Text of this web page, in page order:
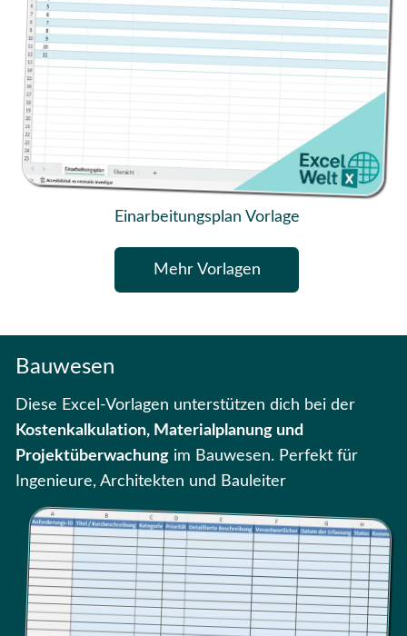
Einarbeitungsplan Vorlage
Mehr Vorlagen
Bauwesen
Diese Excel-Vorlagen unterstützen dich bei der
Kostenkalkulation, Materialplanung und
Projektüberwachung im Bauwesen. Perfekt für
Ingenieure, Architekten und Bauleiter